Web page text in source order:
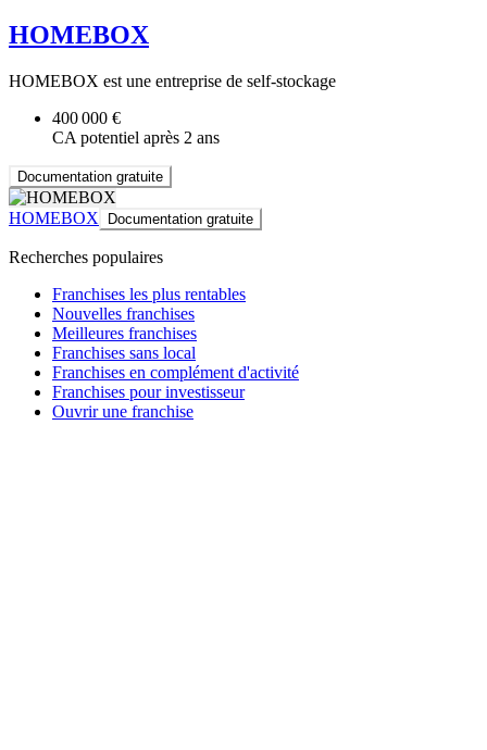
HOMEBOX
HOMEBOX est une entreprise de self-stockage
400 000 €
CA potentiel après 2 ans
Documentation gratuite
HOMEBOX Documentation gratuite
Recherches populaires
Franchises les plus rentables
Nouvelles franchises
Meilleures franchises
Franchises sans local
Franchises en complément d'activité
Franchises pour investisseur
Ouvrir une franchise